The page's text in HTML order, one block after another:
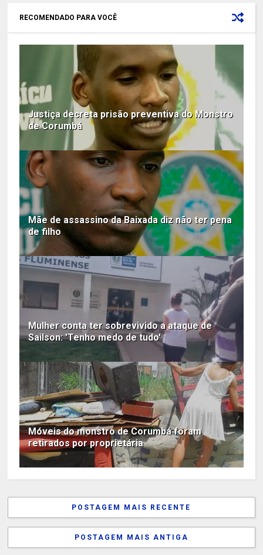
RECOMENDADO PARA VOCÊ
Justiça decreta prisão preventiva do Monstro
de Corumbá
Mãe de assassino da Baixada diz não ter pena
de filho
Mulher conta ter sobrevivido a ataque de
Sailson: 'Tenho medo de tudo'
Móveis do monstro de Corumbá foram
retirados por proprietária
POSTAGEM MAIS RECENTE
POSTAGEM MAIS ANTIGA